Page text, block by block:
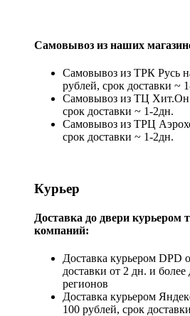
Самовывоз из наших
Самовывоз из ТРК Русь
рублей, срок доставки ~
Самовывоз из ТЦ Хит.Он
срок доставки ~ 1-2дн.
Самовывоз из ТРЦ
срок доставки ~ 1-2дн.
Курьер
Доставка до двери курьером
компаний:
Доставка курьером DPD
доставки от 2 дн. и
регионов
Доставка курьером
100 рублей, срок